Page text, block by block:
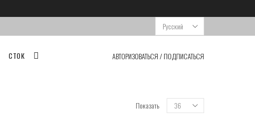
Выбрать
язык
СТОК АВТОРИЗОВАТЬСЯ / ПОДПИСАТЬСЯ
Показать